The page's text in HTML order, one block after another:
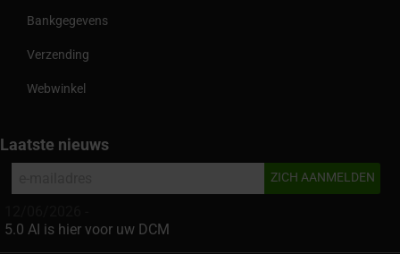
Bankgegevens
Verzending
Webwinkel
Laatste nieuws
5.0 AI is hier voor uw DCM